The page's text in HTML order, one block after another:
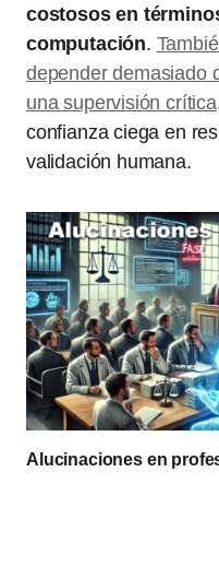
costosos en
computación.
depender demasiado
una supervisión crítica
confianza ciega en
validación humana.
Alucinaciones en